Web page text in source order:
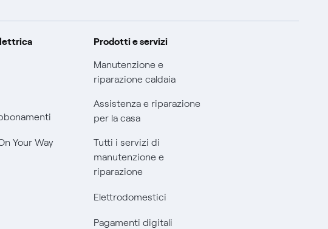
Your Way
Prodotti e servizi
Manutenzione e
riparazione caldaia
Assistenza e riparazione
per la casa
Tutti i servizi di
manutenzione e
riparazione
Elettrodomestici
Pagamenti digitali